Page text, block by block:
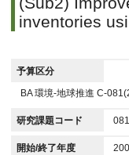
inventories
予算区分
BA 環境-地球推進 C-
研究課題コード
開始/終了年度